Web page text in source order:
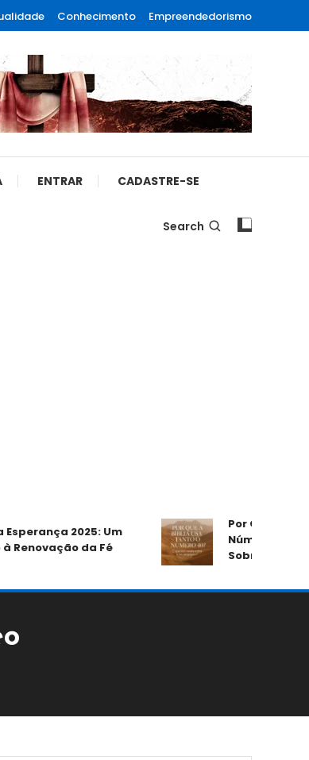
Conhecimento Empreendedorismo
ENTRAR CADASTRE-SE
Search
2025: Um
da Fé
Por Que a Bíblia
Número 40? O Que
Sobre o Seu